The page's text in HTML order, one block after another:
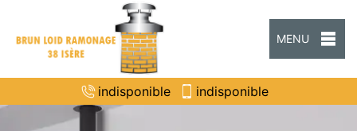
MENU
indisponible indisponible